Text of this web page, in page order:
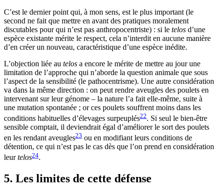
C’est le dernier point qui, à mon sens, est le plus important (le
second ne fait que mettre en avant des pratiques moralement
discutables pour qui n’est pas anthropocentriste) : si le telos d’une
espèce existante mérite le respect, cela n’interdit en aucune manière
d’en créer un nouveau, caractéristique d’une espèce inédite.
L’objection liée au telos a encore le mérite de mettre au jour une
limitation de l’approche qui n’aborde la question animale que sous
l’aspect de la sensibilité (le pathocentrisme). Une autre considération
va dans la même direction : on peut rendre aveugles des poulets en
intervenant sur leur génome – la nature l’a fait elle-même, suite à
une mutation spontanée ; or ces poulets souffrent moins dans les
conditions habituelles d’élevages surpeuplés22. Si seul le bien-être
sensible comptait, il deviendrait égal d’améliorer le sort des poulets
en les rendant aveugles23 ou en modifiant leurs conditions de
détention, ce qui n’est pas le cas dès que l’on prend en considération
leurtelos24.
5. Les limites de cette défense